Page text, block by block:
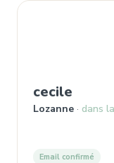
cecile ,
Lozanne dans
Email confirmé